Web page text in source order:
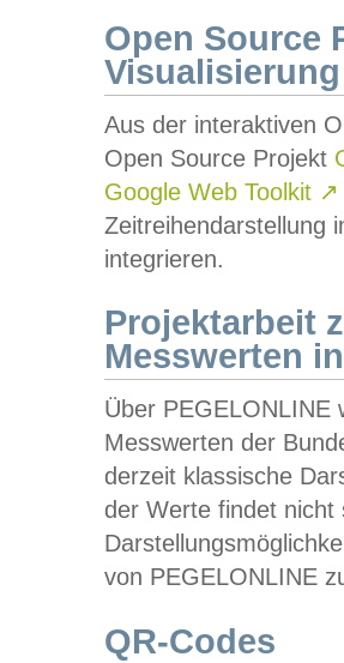
Open Source
Visualisierung
Aus der interaktiven
Open Source Projekt
Google Web Toolkit ↗
Zeitreihendarstellung
integrieren.
Projektarbeit
Messwerten
Über PEGELONLINE
Messwerten der
derzeit klassische
der Werte findet
von PEGELONLINE
QR-Codes